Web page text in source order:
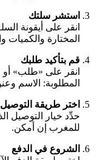
استشر سلتك
انقر على أيقونة
المختارة والكميات
قم بتأكيد طلبك
انقر على «طلب» أو
المطلوبة: الاسم
اختر طريقة التوصيل
للمغرب إن أمكن.
الشروع في الدفع